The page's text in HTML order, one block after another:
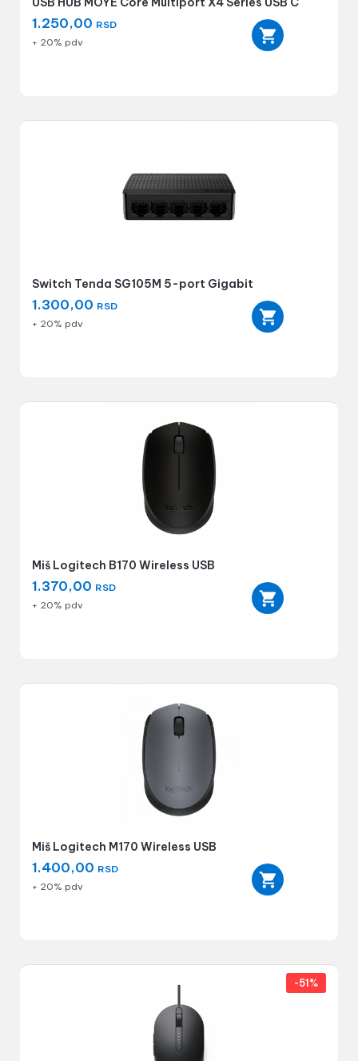
1.250,00 RSD
+ 20% pdv
Switch Tenda SG105M 5-port Gigabit
1.300,00 RSD
+ 20% pdv
Miš Logitech B170 Wireless USB
1.370,00 RSD
+ 20% pdv
Miš Logitech M170 Wireless USB
1.400,00 RSD
+ 20% pdv
-51%